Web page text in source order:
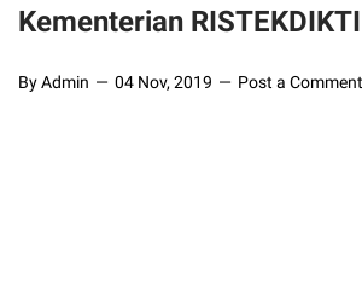
Kementerian
By Admin 04 Nov, 2019 Post a Comment